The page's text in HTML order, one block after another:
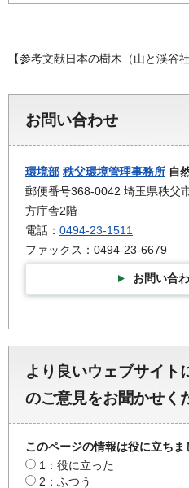
【参考文献日本の樹木（山と渓谷社
お問い合わせ
環境部 秩父環境管理事務所 自
郵便番号368-0042 埼玉県秩父
方庁舎2階
電話： 0494-23-1511
ファックス：0494-23-6679
お問い合
より良いウェブサイト
のご意見をお聞かせく
このページの情報は役に立ちま
1：役に立った
2：ふつう